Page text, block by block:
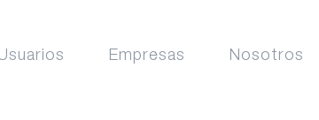
Empresas Nosotros